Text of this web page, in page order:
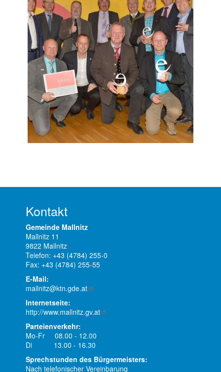
Kontakt
Gemeinde Mallnitz
Mallnitz 11
9822 Mallnitz
Telefon: +43 (4784) 255-0
Fax: +43 (4784) 255-55
E-Mail:
mallnitz@ktn.gde.at
Internetseite:
http://www.mallnitz.gv.at
Parteienverkehr:
Mo-Fr 08.00 - 12.00
Di 13.00 - 16.30
Sprechstunden des Bürgermeisters:
Nach telefonischer Vereinbarung